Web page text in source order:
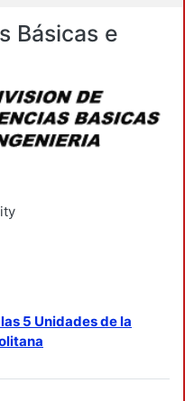
Básicas e
5 Unidades de la